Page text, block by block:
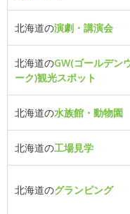
北海道の演劇・講演会
北海道のGW(ゴールデン
ーク)観光スポット
北海道の水族館・動物園
北海道の工場見学
北海道のグランピング